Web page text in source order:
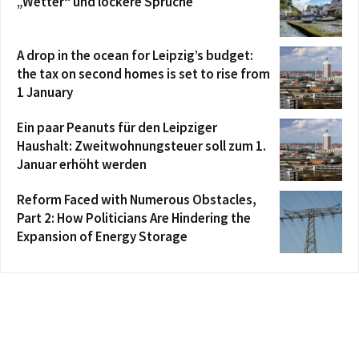
A drop in the ocean for Leipzig’s budget:
the tax on second homes is set to rise from
1 January
Ein paar Peanuts für den Leipziger
Haushalt: Zweitwohnungsteuer soll zum 1.
Januar erhöht werden
Reform Faced with Numerous Obstacles,
Part 2: How Politicians Are Hindering the
Expansion of Energy Storage